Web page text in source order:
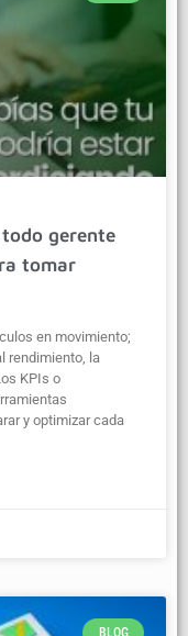
gerente
tomar
en movimiento;
rendimiento, la
KPIs o
y optimizar cada